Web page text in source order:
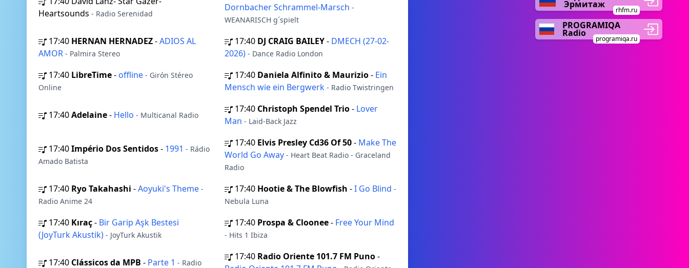
Heartsounds - Radio Serenidad
Dornbacher Schrammel-Marsch -
WEANARISCH g´spielt
17:40 HERNAN HERNADEZ-ADIOS AL
AMOR - Palmira Stereo
17:40 DJ CRAIG BAILEY- DMECH (27-02-
2026) - Dance Radio London
17:40 LibreTime- offline - Girón Stéreo
Online
17:40 Daniela Alfinito & Maurizio- Ein
Mensch wie ein Bergwerk - Radio Twistringen
17:40Adelaine- Hello - Multicanal Radio
17:40 Christoph Spendel Trio- Lover
Man - Laid-Back Jazz
17:40Império Dos Sentidos- 1991 - Rádio
Amado Batista
17:40 Elvis Presley Cd36 Of 50- Make The
World Go Away - Heart Beat Radio - Graceland
Radio
17:40 Ryo Takahashi -Aoyuki's Theme -
Radio Anime 24
17:40 Hootie & The Blowfish -I Go Blind -
Nebula Luna
17:40 Kıraç- Bir Garip Aşk Bestesi
(JoyTurk Akustik) - JoyTurk Akustik
17:40 Prospa & Cloonee- Free Your Mind
- Hits 1 Ibiza
17:40 Clássicos da MPB - Parte 1 - Radio
17:40 Radio Oriente 101.7 FM Puno-
Эрмитаж
rhfm.ru
PROGRAMIQA
Radio
programiqa.ru